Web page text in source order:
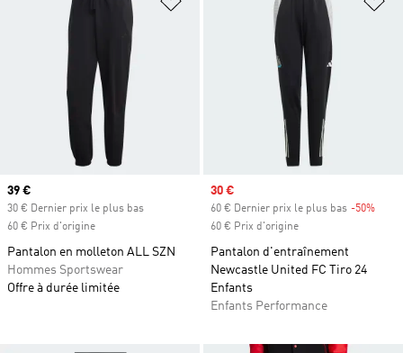
Prix actuel
39 €
30 € Dernier prix le plus bas
60 € Prix d'origine
Pantalon en molleton ALL SZN
Hommes Sportswear
Offre à durée limitée
Prix soldé
30 €
60 € Dernier prix le plus bas -50%
60 € Prix d'origine
Pantalon d'entraînement
Newcastle United FC Tiro 24
Enfants
Enfants Performance